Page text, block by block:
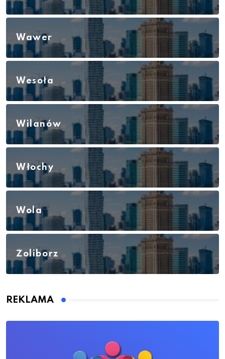
Wawer
Wesoła
Wilanów
Włochy
Wola
Żoliborz
REKLAMA